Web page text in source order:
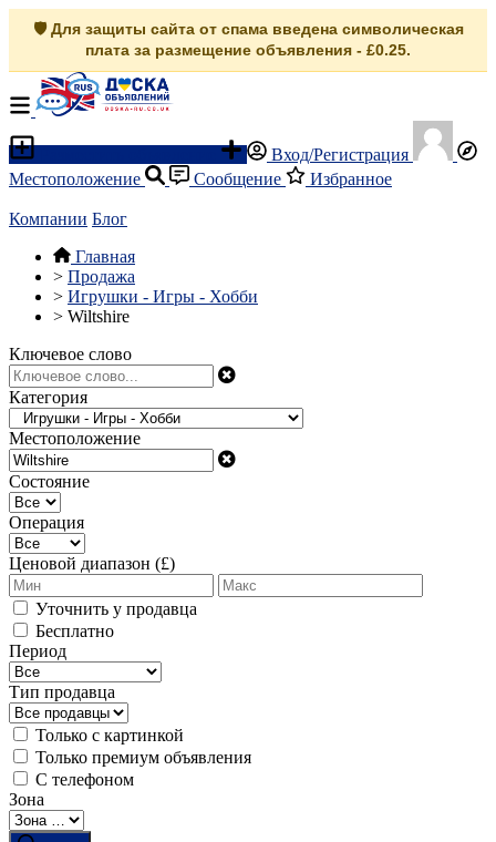
🛡️ Для защиты сайта от спама введена символическая
плата за размещение объявления - £0.25.
Вход/Регистрация
Местоположение
Сообщение Избранное
Компании Блог
Главная
> Продажа
> Игрушки - Игры - Хобби
> Wiltshire
Ключевое слово
Категория
Местоположение
Состояние
Операция
Ценовой диапазон (£)
Уточнить у продавца
Бесплатно
Период
Тип продавца
Только с картинкой
Только премиум объявления
С телефоном
Зона